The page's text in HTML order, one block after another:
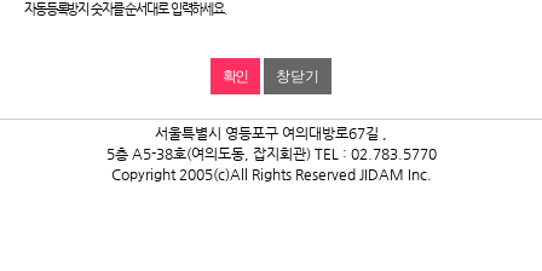
자동등록방지 숫자를 순서대로 입력하세요.
창닫기
서울특별시 영등포구 여의대방로67길 ,
5층 A5-38호(여의도동, 잡지회관) TEL : 02.783.5770
Copyright 2005(c)All Rights Reserved JIDAM Inc.